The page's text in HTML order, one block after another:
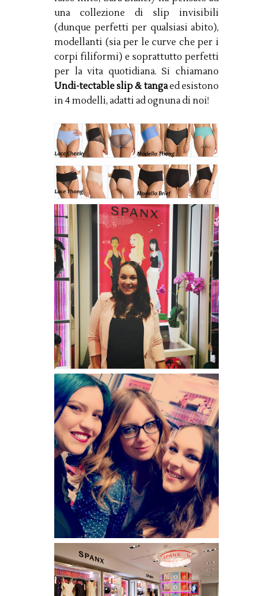
una collezione di slip invisibili
(dunque perfetti per qualsiasi abito),
modellanti (sia per le curve che per i
corpi filiformi) e soprattutto perfetti
per la vita quotidiana. Si chiamano
Undi-tectable slip & tangaed esistono
in 4 modelli, adatti ad ognuna di noi!